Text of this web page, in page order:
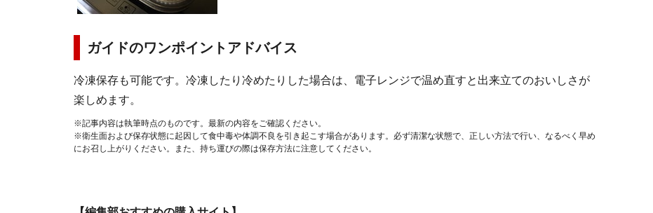
ガイドのワンポイントアドバイス
冷凍保存も可能です。冷凍したり冷めたりした場合は、電子レンジで温め直すと出来立てのおいしさが
楽しめます。
※記事内容は執筆時点のものです。最新の内容をご確認ください。
※衛生面および保存状態に起因して食中毒や体調不良を引き起こす場合があります。必ず清潔な状態で、正しい方法で行い、なるべく早め
にお召し上がりください。また、持ち運びの際は保存方法に注意してください。